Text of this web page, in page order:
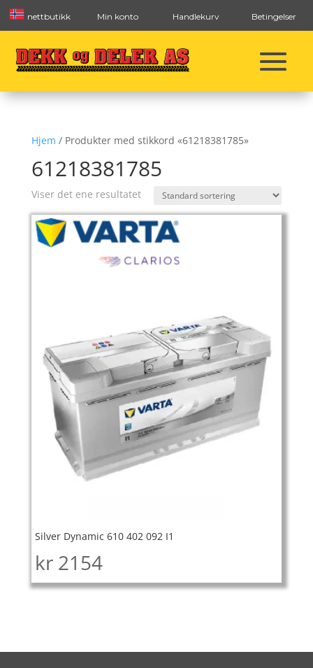
nettbutikk Min konto Handlekurv Betingelser
Hjem / Produkter med stikkord «61218381785»
61218381785
Viser det ene resultatet
Silver Dynamic 610 402 092 I1
kr 2154